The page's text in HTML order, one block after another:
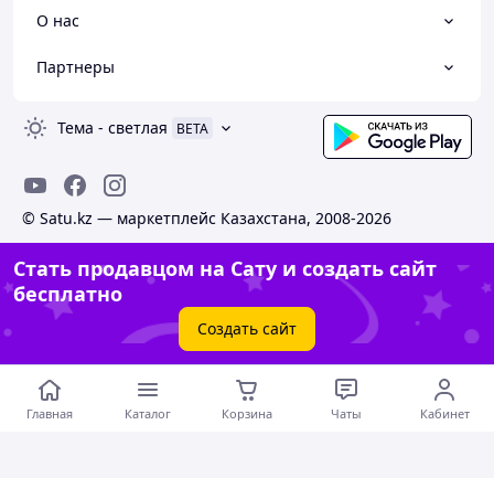
О нас
Партнеры
Тема - светлая BETA
© Satu.kz — маркетплейс Казахстана, 2008-2026
Стать продавцом на Сату и создать сайт
бесплатно
Создать сайт
Главная Каталог Корзина Чаты Кабинет